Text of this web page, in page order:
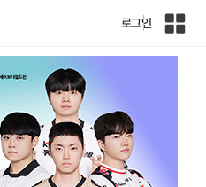
로그인
인